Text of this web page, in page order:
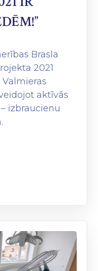
Brasla
2021
aktīvās
izbraucienu